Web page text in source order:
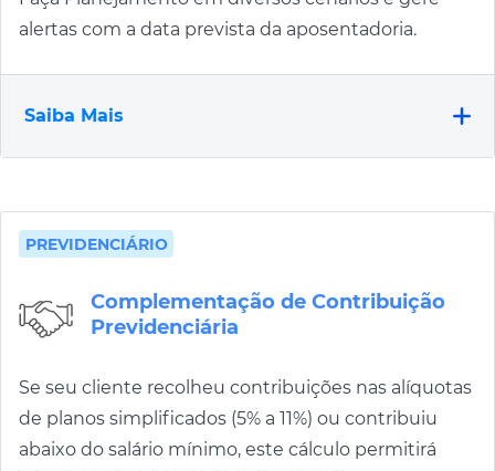
alertas com a data prevista da aposentadoria.
Saiba Mais
PREVIDENCIÁRIO
Complementação de Contribuição
Previdenciária
Se seu cliente recolheu contribuições nas alíquotas
de planos simplificados (5% a 11%) ou contribuiu
abaixo do salário mínimo, este cálculo permitirá